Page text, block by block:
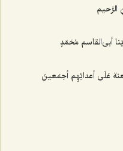
الرَّحیم
أبی‌القاسم مُحَمّدٍ
عَلَی أعدائِهِم أجمَعینَ